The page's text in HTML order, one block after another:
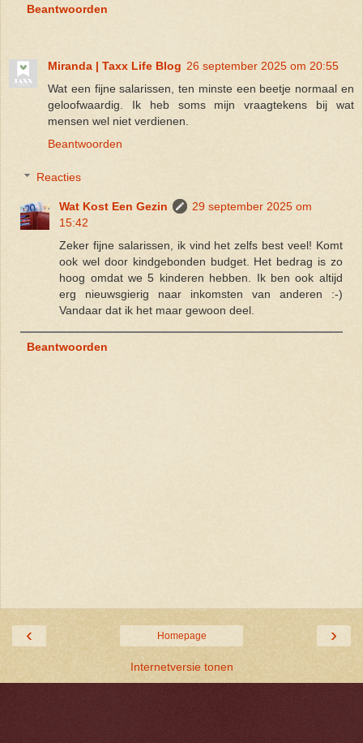
Beantwoorden
Miranda | Taxx Life Blog 26 september 2025 om 20:55
Wat een fijne salarissen, ten minste een beetje normaal en
geloofwaardig. Ik heb soms mijn vraagtekens bij wat
mensen wel niet verdienen.
Beantwoorden
Reacties
Wat Kost Een Gezin
29 september 2025 om
15:42
Zeker fijne salarissen, ik vind het zelfs best veel! Komt
ook wel door kindgebonden budget. Het bedrag is zo
hoog omdat we 5 kinderen hebben. Ik ben ook altijd
erg nieuwsgierig naar inkomsten van anderen :-)
Vandaar dat ik het maar gewoon deel.
Beantwoorden
‹ ›
Homepage
Internetversie tonen